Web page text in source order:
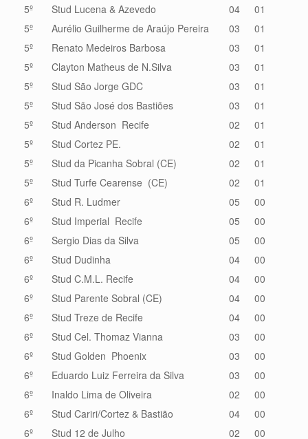
5º Stud Lucena & Azevedo 04
01
5º
Aurélio Guilherme de Araújo Pereira 03
01
5º
Renato Medeiros Barbosa 03
01
5º
Clayton Matheus de N.Silva 03
01
5º
Stud São Jorge GDC 03
01
5º
Stud São José dos Bastiões 03
01
5º
Stud Anderson Recife 02
01
5º
Stud Cortez PE. 02
01
5º
Stud da Picanha Sobral (CE) 02
01
5º
Stud Turfe Cearense (CE) 02
01
6º
Stud R. Ludmer 05
00
6º
Stud Imperial Recife 05
00
6º
Sergio Dias da Silva 05
00
6º
Stud Dudinha 04
00
6º
Stud C.M.L. Recife 04
00
6º
Stud Parente Sobral (CE) 04
00
6º
Stud Treze de Recife 04
00
6º
Stud Cel. Thomaz Vianna 03
00
6º
Stud Golden Phoenix 03
00
6º
Eduardo Luiz Ferreira da Silva 03
00
6º
Inaldo Lima de Oliveira 02
00
6º
Stud Cariri/Cortez & Bastião 04
00
6º
Stud 12 de Julho 02
00